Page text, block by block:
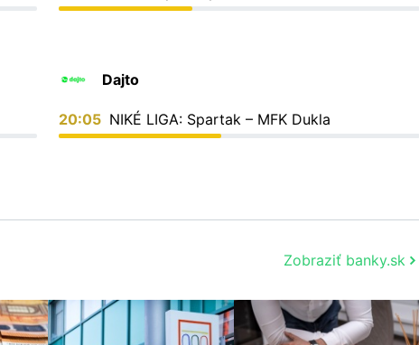
Dajto
20:05 NIKÉ LIGA: Spartak – MFK Dukla
Zobraziť banky.sk